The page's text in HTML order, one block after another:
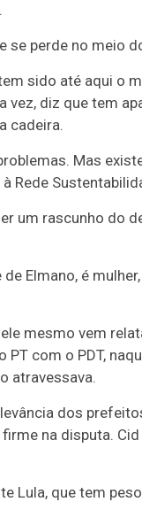
se perde no meio
sido até aqui o
diz que tem
cadeira.
Mas
Rede
um rascunho do
Elmano, é
mesmo vem
com o PDT,
atravessava.
dos
na disputa.
Lula, que tem